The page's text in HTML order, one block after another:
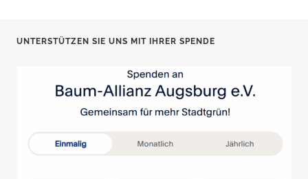
UNTERSTÜTZEN SIE UNS MIT IHRER SPENDE